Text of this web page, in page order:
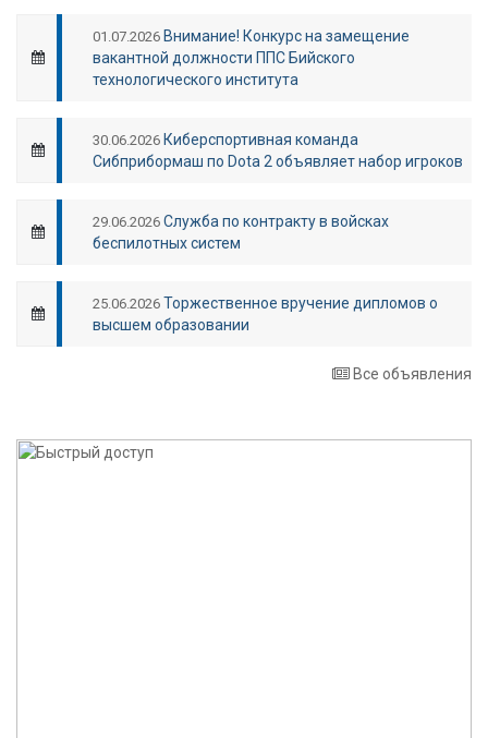
01.07.2026 Внимание! Конкурс на замещение
вакантной должности ППС Бийского
технологического института
30.06.2026 Киберспортивная команда
Сибприбормаш по Dota 2 объявляет набор игроков
29.06.2026 Служба по контракту в войсках
беспилотных систем
25.06.2026 Торжественное вручение дипломов о
высшем образовании
Все объявления